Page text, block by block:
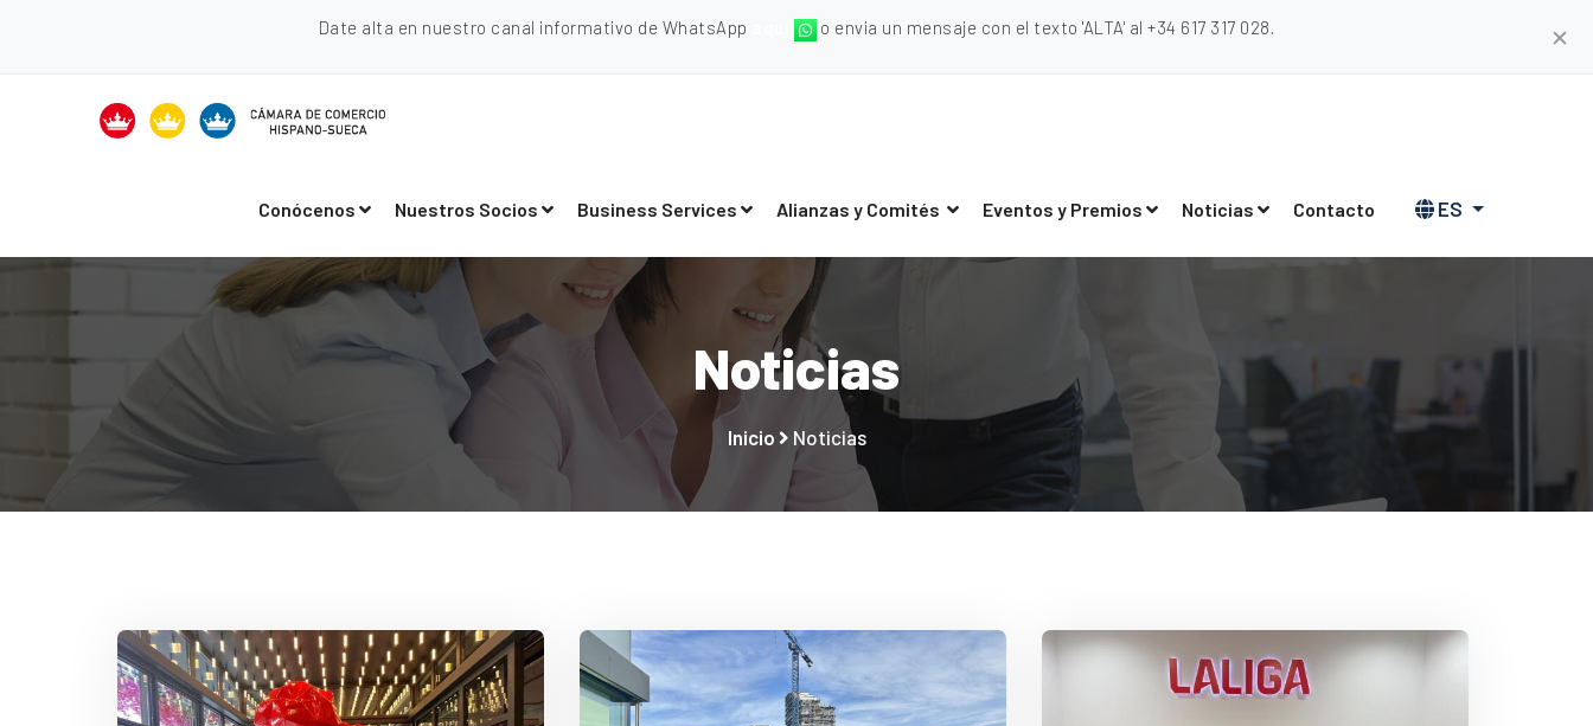
Date alta en nuestro canal informativo de WhatsApp o envia un mensaje con el texto 'ALTA' al +34 617 317 028. ✕
Conócenos Nuestros Socios Business Services Alianzas y Comités Eventos y Premios Noticias Contacto ES
Noticias
Inicio Noticias